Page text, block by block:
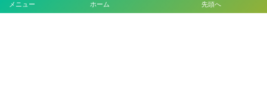
メニュー ホーム 先頭へ